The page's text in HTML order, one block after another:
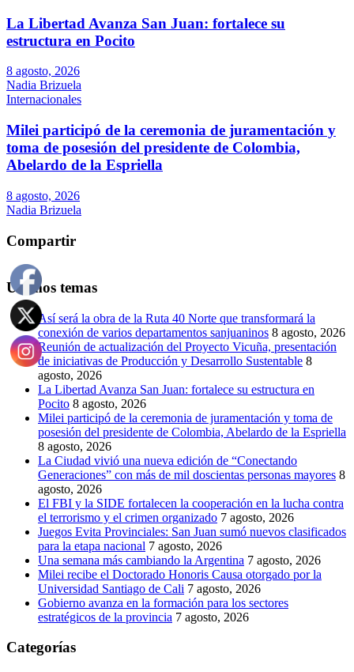
La Libertad Avanza San Juan: fortalece su
estructura en Pocito
8 agosto, 2026
Nadia Brizuela
Internacionales
Milei participó de la ceremonia de juramentación y
toma de posesión del presidente de Colombia,
Abelardo de la Espriella
8 agosto, 2026
Nadia Brizuela
Compartir
Últimos temas
Así será la obra de la Ruta 40 Norte que transformará la
conexión de varios departamentos sanjuaninos 8 agosto, 2026
Reunión de actualización del Proyecto Vicuña, presentación
de iniciativas de Producción y Desarrollo Sustentable 8
agosto, 2026
La Libertad Avanza San Juan: fortalece su estructura en
Pocito 8 agosto, 2026
Milei participó de la ceremonia de juramentación y toma de
posesión del presidente de Colombia, Abelardo de la Espriella
8 agosto, 2026
La Ciudad vivió una nueva edición de “Conectando
Generaciones” con más de mil doscientas personas mayores 8
agosto, 2026
El FBI y la SIDE fortalecen la cooperación en la lucha contra
el terrorismo y el crimen organizado 7 agosto, 2026
Juegos Evita Provinciales: San Juan sumó nuevos clasificados
para la etapa nacional 7 agosto, 2026
Una semana más cambiando la Argentina 7 agosto, 2026
Milei recibe el Doctorado Honoris Causa otorgado por la
Universidad Santiago de Cali 7 agosto, 2026
Gobierno avanza en la formación para los sectores
estratégicos de la provincia 7 agosto, 2026
Categorías